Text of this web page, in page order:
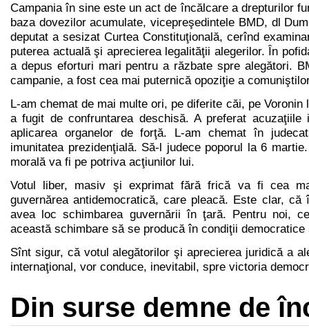
Campania în sine este un act de încălcare a drepturilor
baza dovezilor acumulate, vicepreşedintele BMD, dl
deputat a sesizat Curtea Constituţională, cerînd
puterea actuală şi aprecierea legalităţii alegerilor. În
a depus eforturi mari pentru a răzbate spre alegători.
campanie, a fost cea mai puternică opoziţie a
L-am chemat de mai multe ori, pe diferite căi, pe
a fugit de confruntarea deschisă. A preferat acuzaţiile
aplicarea organelor de forţă. L-am chemat în
imunitatea prezidenţială. Să-l judece poporul la 6
morală va fi pe potriva acţiunilor lui.
Votul liber, masiv şi exprimat fără frică va fi cea
guvernărea antidemocratică, care pleacă. Este clar, că
avea loc schimbarea guvernării în ţară. Pentru noi,
această schimbare să se producă în condiţii democratice
Sînt sigur, că votul alegătorilor şi aprecierea juridică a
internaţional, vor conduce, inevitabil, spre victoria
Din surse demne de